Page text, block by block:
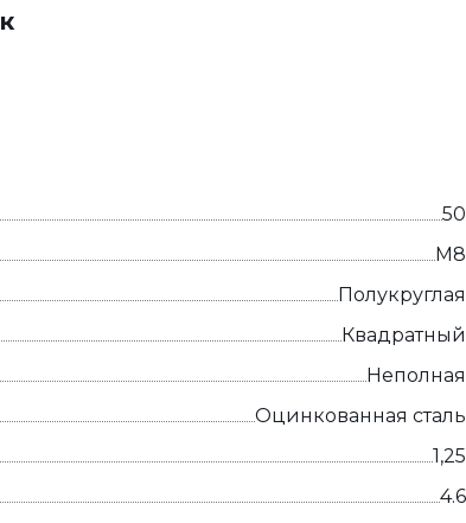
50
М8
Полукруглая
Квадратный
Неполная
Оцинкованная сталь
1,25
4.6